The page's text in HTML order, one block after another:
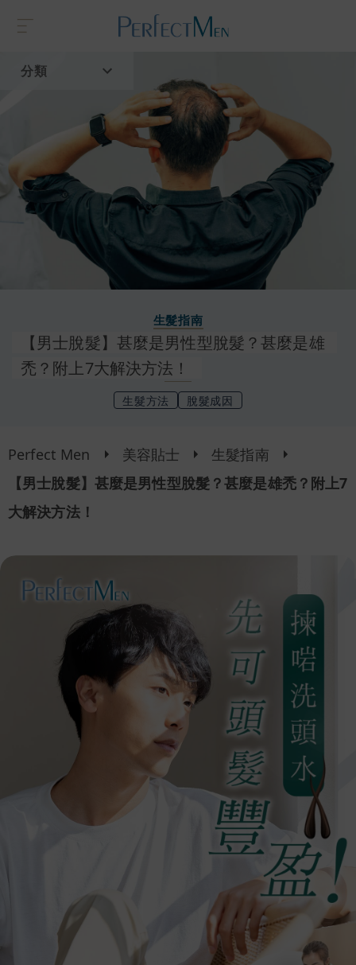
分類
流行趨勢
生髮指南
【男士脫髮】甚麼是男性型脫髮？甚麼是雄
禿？附上7大解決方法！
生髮方法 脫髮成因
Perfect Men 美容貼士
生髮指南
【男士脫髮】甚麼是男性型脫髮？甚麼是雄禿？附上7
大解決方法！